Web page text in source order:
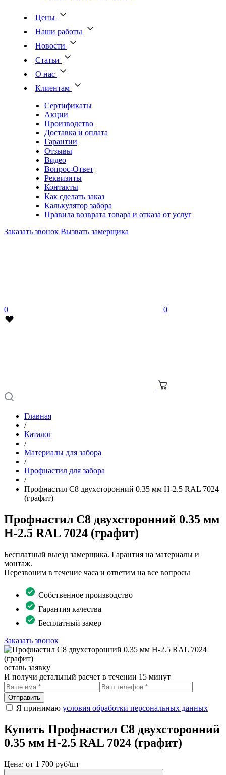
Цены
Наши работы
Новости
Статьи
О нас
Клиентам
Сертификаты
Акции
Производство
Доставка и оплата
Гарантии
Отзывы
Видео
Вопрос-Ответ
Реквизиты
Контакты
Как сделать заказ
Калькулятор забора
Правила возврата товара и отказа от услуг
Заказать звонок Вызвать замерщика
0 0
Главная
/
Каталог
/
Материалы для забора
/
Профнастил для забора
/
Профнастил С8 двухсторонний 0.35 мм H-2.5 RAL 7024
(графит)
Профнастил С8 двухсторонний 0.35 мм
H-2.5 RAL 7024 (графит)
Бесплатный выезд замерщика. Гарантия на материалы и
монтаж.
Перезвоним в течение часа и ответим на все вопросы
Собственное производство
Гарантия качества
Бесплатный замер
Заказать звонок
оставь заявку
И получи детальный расчет в течении 15 минут
Отправить
Я принимаю условия обработки персональных данных
Купить Профнастил С8 двухсторонний
0.35 мм H-2.5 RAL 7024 (графит)
Цена: от 1 700 руб/шт